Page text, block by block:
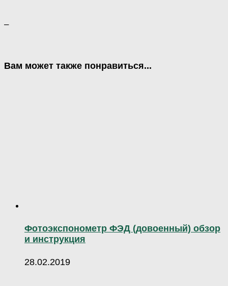
–
Вам может также понравиться...
Фотоэкспонометр ФЭД (довоенный) обзор
и инструкция
28.02.2019